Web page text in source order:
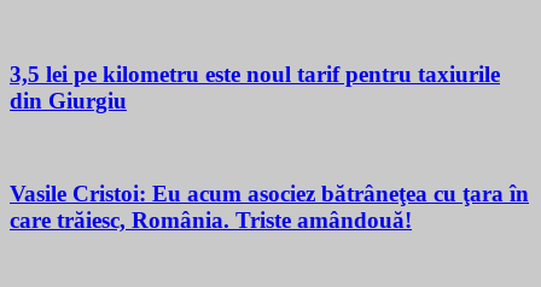
3,5 lei pe kilometru este noul tarif pentru taxiurile
din Giurgiu
Vasile Cristoi: Eu acum asociez bătrâneţea cu ţara în
care trăiesc, România. Triste amândouă!